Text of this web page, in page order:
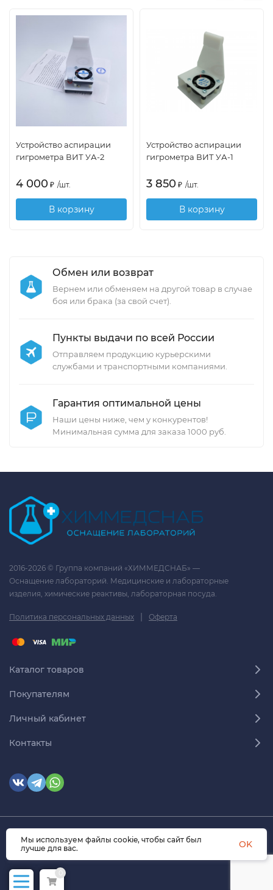
Устройство аспирации
гигрометра ВИТ УА-2
4 000 ₽ /шт.
В корзину
Устройство аспирации
гигрометра ВИТ УА-1
3 850 ₽ /шт.
В корзину
Обмен или возврат
Вернем или обменяем на другой товар в случае
боя или брака (за свой счет).
Пункты выдачи по всей России
Отправляем продукцию курьерскими
службами и транспортными компаниями.
Гарантия оптимальной цены
Наши цены ниже, чем у конкурентов!
Минимальная сумма для заказа 1000 руб.
2016-2026 © Группа компаний «ХИММЕДСНАБ» —
Оснащение лабораторий. Медицинские и лабораторные
изделия, химические реактивы, лабораторная посуда.
Политика персональных данных | Оферта
Каталог товаров
Покупателям
Личный кабинет
Контакты
© 2026 himmedsnab.ru. Все права защищены
Мы используем файлы cookie, чтобы сайт был
лучше для вас.
OK